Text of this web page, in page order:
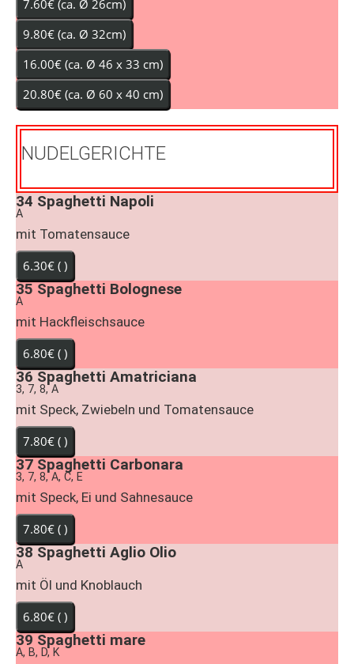
NUDELGERICHTE
34 Spaghetti Napoli
A
mit Tomatensauce
35Spaghetti Bolognese
A
mit Hackfleischsauce
36Spaghetti Amatriciana
3, 7, 8, A
mit Speck, Zwiebeln und Tomatensauce
37Spaghetti Carbonara
3, 7, 8, A, C, E
mit Speck, Ei und Sahnesauce
38Spaghetti Aglio Olio
A
mit Öl und Knoblauch
39Spaghetti mare
A, B, D, K